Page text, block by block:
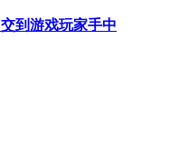
到游戏玩家手中